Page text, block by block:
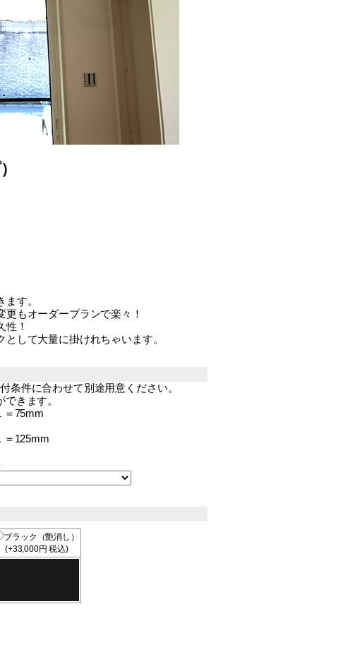
す。
もオーダープランで楽々！
性！
して大量に掛けれちゃいます。
条件に合わせて別途用意ください。
きます。
75mm
125mm
ブラック（艶消し）
(+33,000円 税込)